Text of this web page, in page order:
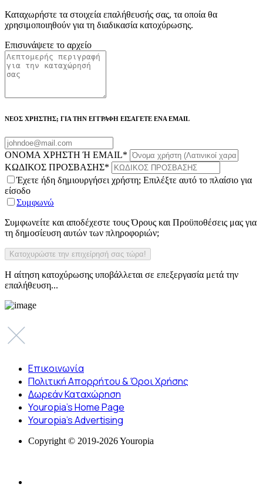
Καταχωρήστε τα στοιχεία επαλήθευσής σας, τα οποία θα
χρησιμοποιηθούν για τη διαδικασία κατοχύρωσης.
Επισυνάψετε το αρχείο
ΝΕΟΣ ΧΡΗΣΤΗΣ; ΓΙΑ ΤΗΝ ΕΓΓΡΑΦΗ ΕΙΣΑΓΕΤΕ ΕΝΑ EMAIL
ΟΝΟΜΑ ΧΡΗΣΤΗ Ή EMAIL*
ΚΩΔΙΚΟΣ ΠΡΟΣΒΑΣΗΣ*
Έχετε ήδη δημιουργήσει χρήστη; Επιλέξτε αυτό το πλαίσιο για
είσοδο
Συμφωνώ
Συμφωνείτε και αποδέχεστε τους Όρους και Προϋποθέσεις μας για
τη δημοσίευση αυτών των πληροφοριών;
Η αίτηση κατοχύρωσης υποβάλλεται σε επεξεργασία μετά την
επαλήθευση...
Επικοινωνία
Πολιτική Απορρήτου & Όροι Χρήσης
Δωρεάν Καταχώρηση
Youropia’s Home Page
Youropia’s Advertising
Copyright © 2019-2026 Youropia